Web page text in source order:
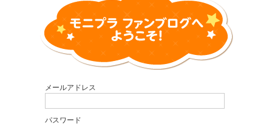
メールアドレス
パスワード